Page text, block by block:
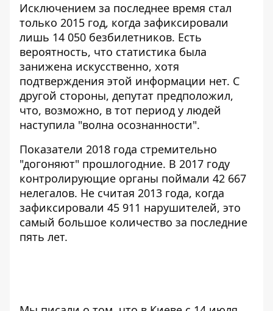
Исключением за последнее время стал
только 2015 год, когда зафиксировали
лишь 14 050 безбилетников. Есть
вероятность, что статистика была
занижена искусственно, хотя
подтверждения этой информации нет. С
другой стороны, депутат предположил,
что, возможно, в тот период у людей
наступила "волна осознанности".
Показатели 2018 года стремительно
"догоняют" прошлогодние. В 2017 году
контролирующие органы поймали 42 667
нелегалов. Не считая 2013 года, когда
зафиксировали 45 911 нарушителей, это
самый большое количество за последние
пять лет.